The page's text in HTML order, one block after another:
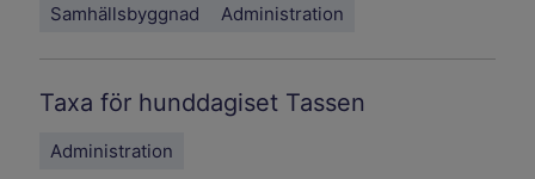
Samhällsbyggnad Administration
Taxa för hunddagiset Tassen
Administration